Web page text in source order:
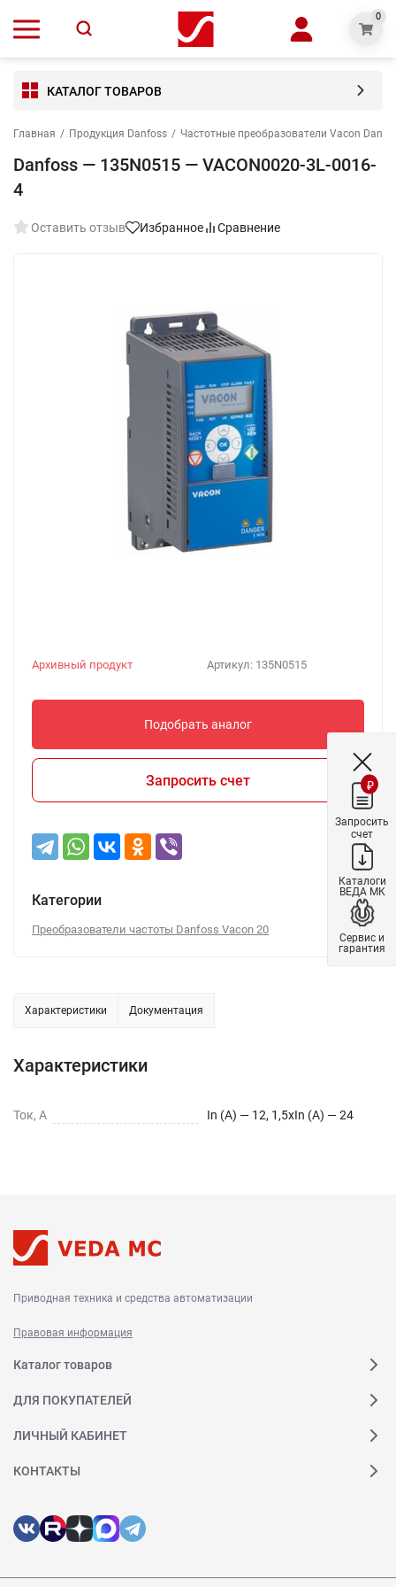
0
КАТАЛОГ ТОВАРОВ
Главная / Продукция Danfoss / Частотные преобразователи Vacon
Danfoss — 135N0515 — VACON0020-3L-0016-
4
Оставить отзыв Избранное Сравнение
Артикул: 135N0515
Архивный продукт
Подобрать аналог
Запросить счет
Категории
Преобразователи частоты Danfoss Vacon 20
Характеристики Документация
Характеристики
Ток, А In (A) — 12, 1,5xIn (A) — 24
Приводная техника и средства автоматизации
Правовая информация
Каталог товаров
ДЛЯ ПОКУПАТЕЛЕЙ
ЛИЧНЫЙ КАБИНЕТ
КОНТАКТЫ
₽
Запросить
счет
Каталоги
ВЕДА МК
Сервис и
гарантия